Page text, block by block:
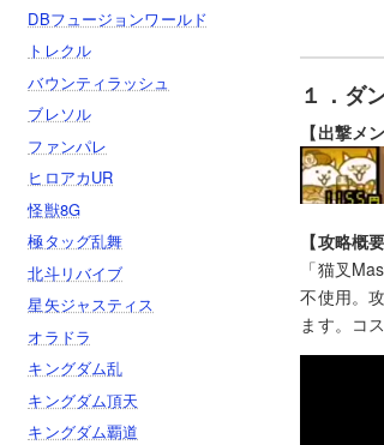
DBフュージョンワールド
トレクル
バウンティラッシュ
ブレソル
ファンパレ
ヒロアカUR
怪獣8G
極タッグ乱舞
北斗リバイブ
星矢ジャスティス
オラドラ
キングダム乱
キングダム頂天
キングダム覇道
１．ダ
【出撃メ
【攻略概要
「猫叉
不使用。
ます。コ